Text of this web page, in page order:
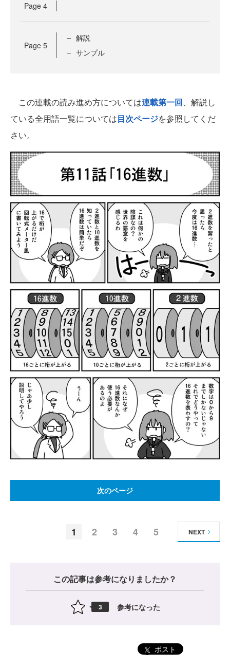
Page 4
Page 5
解説
サンプル
この連載の読み進め方については連載第一回、解説し
ている全用語一覧については目次ページを参照してくだ
さい。
次のページ
1 2 3 4 5 NEXT
この記事は参考になりましたか？
3 参考になった
ポスト